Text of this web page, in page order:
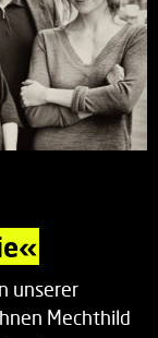
unserer
Mechthild